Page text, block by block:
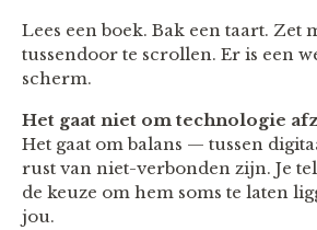
Lees een boek. Bak een taart. Zet
tussendoor te scrollen. Er is een
scherm.
Het gaat niet om technologie
Het gaat om balans — tussen
rust van niet-verbonden zijn. Je
de keuze om hem soms te laten
jou.